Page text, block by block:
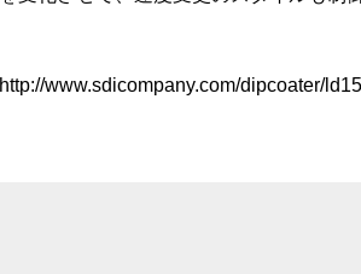
http://www.sdicompany.com/dipcoater/